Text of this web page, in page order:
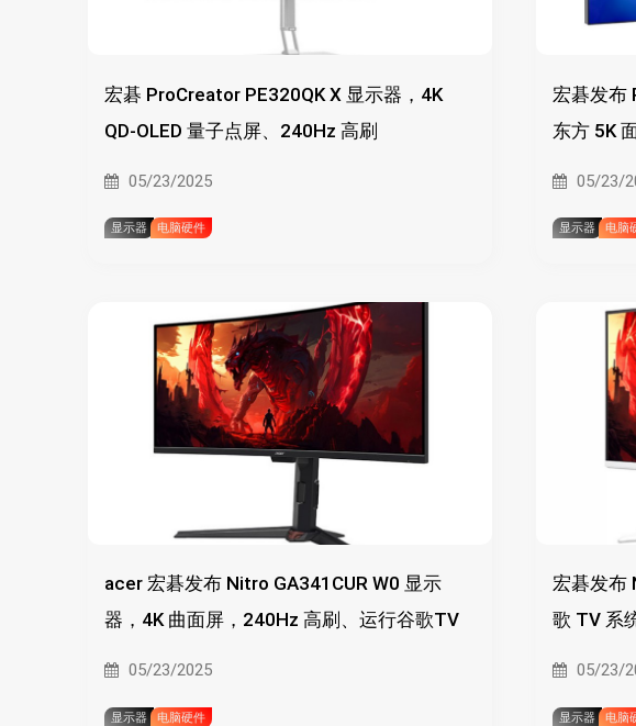
宏碁 ProCreator PE320QK X 显示器，4K
QD-OLED 量子点屏、240Hz 高刷
05/23/2025
显示器 电脑硬件
宏碁发布
东方 5K
05/23/
显示器 电脑
acer 宏碁发布 Nitro GA341CUR W0 显示
器，4K 曲面屏，240Hz 高刷、运行谷歌TV
05/23/2025
显示器 电脑硬件
宏碁发布
歌 TV 系
05/23/
显示器 电脑